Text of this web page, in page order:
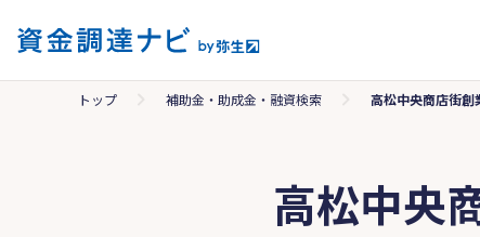
トップ 補助金・助成金・融資検索 高松中央商店街創
高松中央